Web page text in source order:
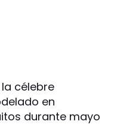
célebre
en
durante mayo